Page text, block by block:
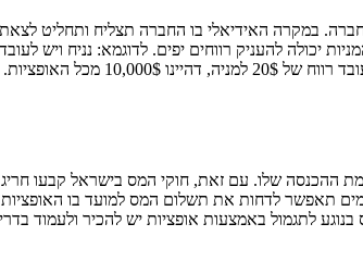
שלו. עם זאת, חוקי המס בישראל קבעו חריג
תאפשר לדחות את תשלום המס למועד בו